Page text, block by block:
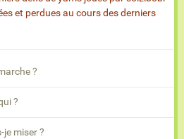
et perdues au cours des derniers
?
?
miser ?